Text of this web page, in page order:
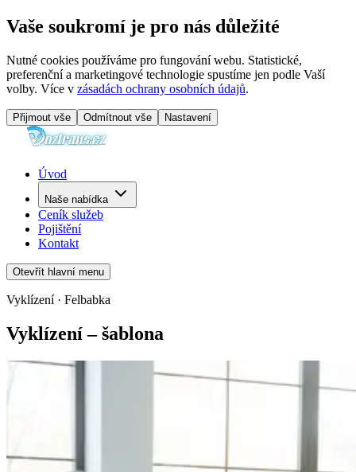
Vaše soukromí je pro nás důležité
Nutné cookies používáme pro fungování webu. Statistické,
preferenční a marketingové technologie spustíme jen podle Vaší
volby. Více v zásadách ochrany osobních údajů.
Přijmout vše Odmítnout vše Nastavení
Úvod
Naše nabídka
Ceník služeb
Pojištění
Kontakt
Otevřít hlavní menu
Vyklízení · Felbabka
Vyklízení – šablona